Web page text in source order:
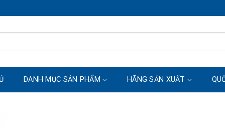
DANH MỤC SẢN PHẨM HÃNG SẢN XUẤT